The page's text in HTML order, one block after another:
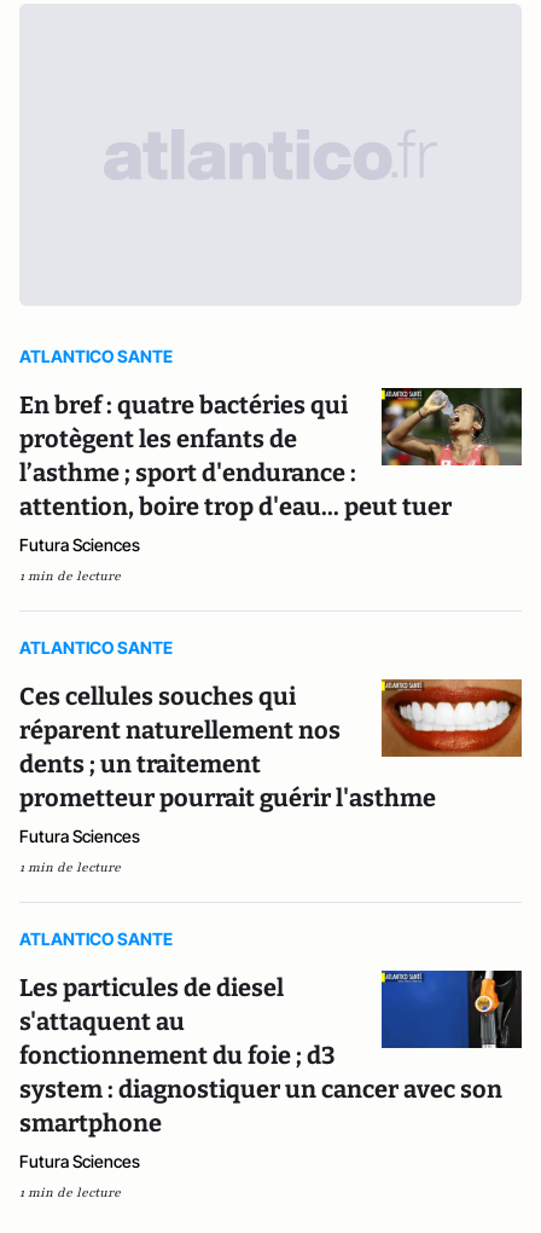
ATLANTICO SANTE
En bref : quatre bactéries qui
protègent les enfants de
l’asthme ; sport d'endurance :
attention, boire trop d'eau... peut tuer
Futura Sciences
1 min de lecture
ATLANTICO SANTE
Ces cellules souches qui
réparent naturellement nos
dents ; un traitement
prometteur pourrait guérir l'asthme
Futura Sciences
1 min de lecture
ATLANTICO SANTE
Les particules de diesel
s'attaquent au
fonctionnement du foie ; d3
system : diagnostiquer un cancer avec son
smartphone
Futura Sciences
1 min de lecture